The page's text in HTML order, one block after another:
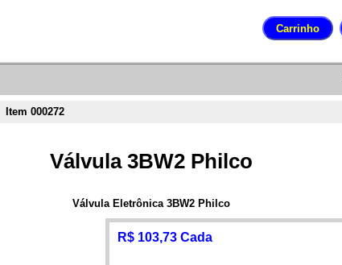
Item 000272
Válvula 3BW2 Philco
Válvula Eletrônica 3BW2 Philco
R$ 103,73 Cada